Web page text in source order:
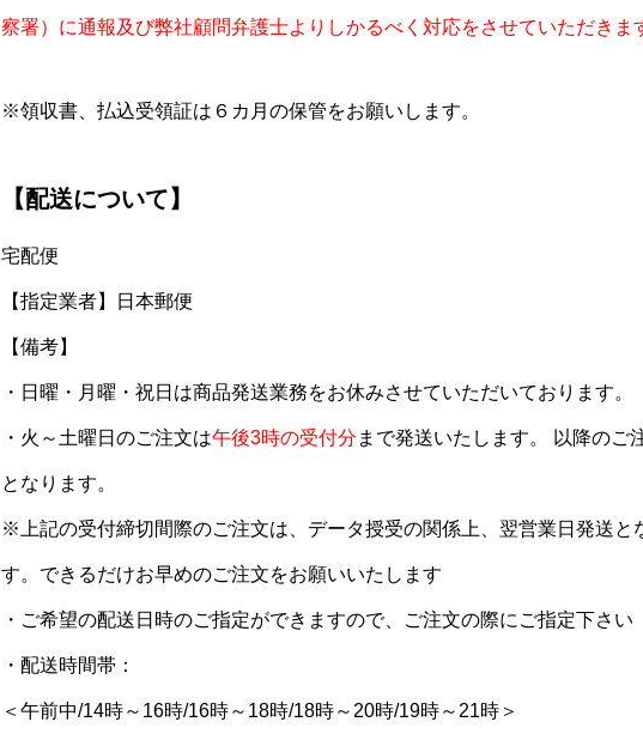
察署）に通報及び弊社顧問弁護士よりしかるべく対応をさせていただきま
※領収書、払込受領証は６カ月の保管をお願いします。
【配送について】
宅配便
【指定業者】日本郵便
【備考】
・日曜・月曜・祝日は商品発送業務をお休みさせていただいております。
・火～土曜日のご注文は午後3時の受付分 まで発送いたします。 以降のご
となります。
※上記の受付締切間際のご注文は、データ授受の関係上、翌営業日発送と
す。できるだけお早めのご注文をお願いいたします
・ご希望の配送日時のご指定ができますので、ご注文の際にご指定下さい
・配送時間帯：
＜午前中/14時～16時/16時～18時/18時～20時/19時～21時＞